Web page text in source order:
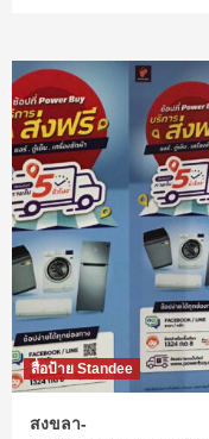
สื่อป้าย Standee
สงขลา-